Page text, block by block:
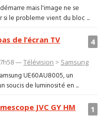
mais l'image ne se
le probleme vient du bloc ...
4
de l’écran TV
—Télévision > Samsung
UE60AU8005, un
soucis de luminosité en ...
1
JVC GY HM